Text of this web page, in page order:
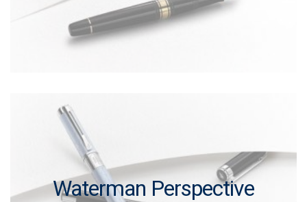
Waterman Perspective